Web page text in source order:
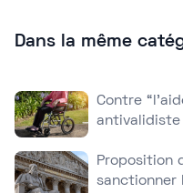
Dans la même
Contre
antivalidiste
Proposition
sanctionner